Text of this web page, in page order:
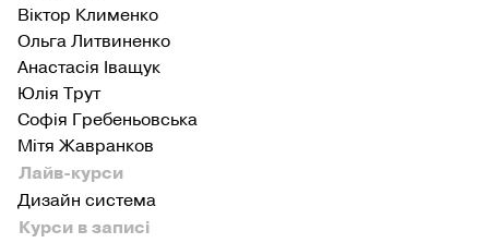
Віктор Клименко
Ольга Литвиненко
Анастасія Іващук
Юлія Трут
Софія Гребеньовська
Мітя Жавранков
Лайв-курси
Дизайн система
Курси в записі